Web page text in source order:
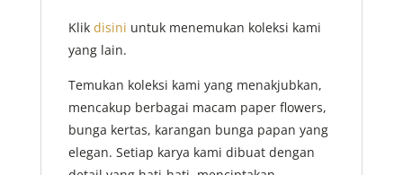
Klik disini untuk menemukan koleksi kami
yang lain.
Temukan koleksi kami yang menakjubkan,
mencakup berbagai macam paper flowers,
bunga kertas, karangan bunga papan yang
elegan. Setiap karya kami dibuat dengan